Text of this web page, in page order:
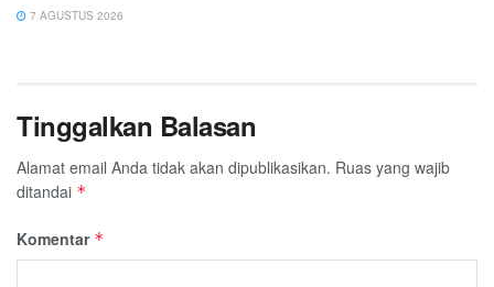
7 AGUSTUS 2026
Tinggalkan Balasan
Alamat email Anda tidak akan dipublikasikan. Ruas yang wajib
ditandai *
Komentar *